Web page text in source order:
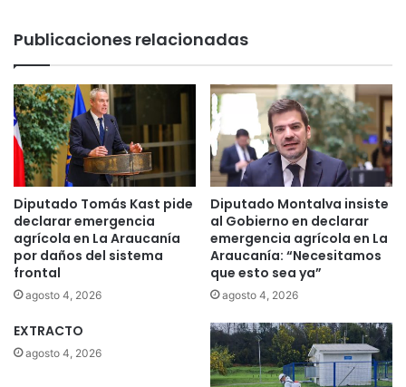
Publicaciones relacionadas
Diputado Tomás Kast pide
declarar emergencia
agrícola en La Araucanía
por daños del sistema
frontal
agosto 4, 2026
Diputado Montalva insiste
al Gobierno en declarar
emergencia agrícola en La
Araucanía: “Necesitamos
que esto sea ya”
agosto 4, 2026
EXTRACTO
agosto 4, 2026